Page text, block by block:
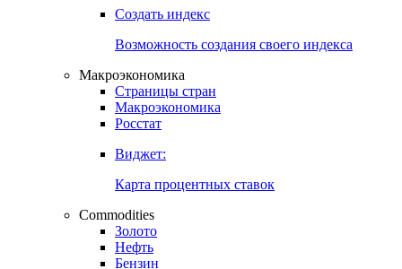
Курсы валют Центральных Банков
Ставки центральных банков
Создать индекс
Возможность создания своего индекса
Страницы стран
Росстат
Виджет:
Карта процентных ставок